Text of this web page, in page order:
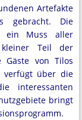
Artefakte
gebracht. Die
ein Muss aller
Teil der
Gäste von Tilos
verfügt über die
interessanten
bringt